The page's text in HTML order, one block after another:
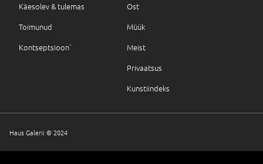
Käesolev & tulemas
Toimunud
Kontseptsioon`
Ost
Müük
Meist
Privaatsus
Kunstiindeks
Haus Galerii © 2024